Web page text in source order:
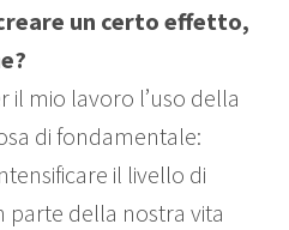
un certo effetto,
il mio lavoro l’uso della
di fondamentale:
il livello di
parte della nostra vita